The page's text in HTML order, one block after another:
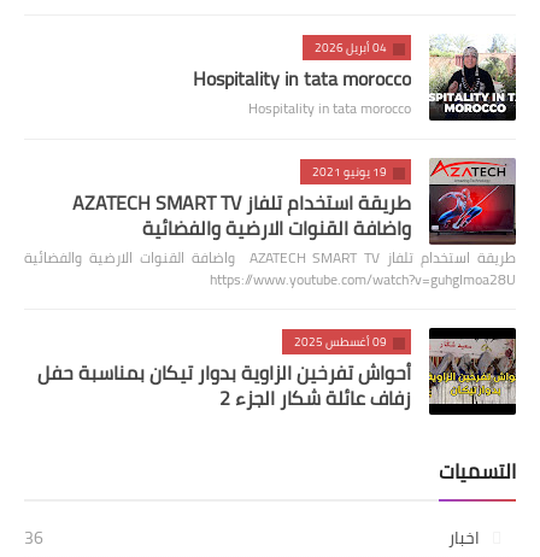
04 أبريل 2026
Hospitality in tata morocco
Hospitality in tata morocco
19 يونيو 2021
طريقة استخدام تلفاز AZATECH SMART TV
واضافة القنوات الارضية والفضائية
طريقة استخدام تلفاز AZATECH SMART TV واضافة القنوات الارضية والفضائية
https://www.youtube.com/watch?v=guhgImoa28U
09 أغسطس 2025
أحواش تفرخين الزاوية بدوار تيكان بمناسبة حفل
زفاف عائلة شكار الجزء 2
التسميات
اخبار
36